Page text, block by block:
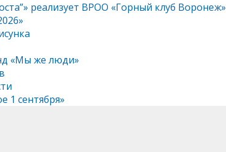
реализует ВРОО «Горный клуб Воронеж»
«Мы же люди»
1 сентября»